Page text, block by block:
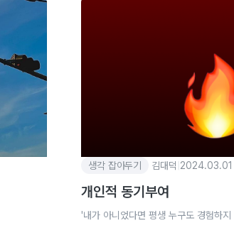
생각 잡아두기 김대덕 2024.03.01
개인적 동기부여
'내가 아니었다면 평생 누구도 경험하